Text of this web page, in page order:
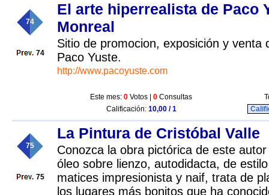
74
74
El arte hiperrealista de Paco
Monreal
Sitio de promocion, exposición y venta
Paco Yuste.
http://www.pacoyuste.com
Este mes: 0 Votos | 0 Consultas
Calificación: 10,00 / 1
75
75
La Pintura de Cristóbal Valle
Conozca la obra pictórica de este
óleo sobre lienzo, autodidacta, de
matices impresionista y naif, trata de
los lugares más bonitos que ha